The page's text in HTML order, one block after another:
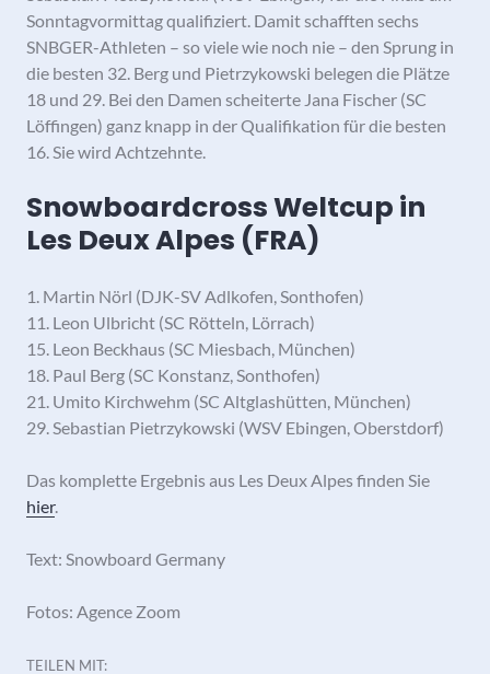
Sonntagvormittag qualifiziert. Damit schafften sechs
SNBGER-Athleten – so viele wie noch nie – den Sprung in
die besten 32. Berg und Pietrzykowski belegen die Plätze
18 und 29. Bei den Damen scheiterte Jana Fischer (SC
Löffingen) ganz knapp in der Qualifikation für die besten
16. Sie wird Achtzehnte.
Snowboardcross Weltcup in
Les Deux Alpes (FRA)
1. Martin Nörl (DJK-SV Adlkofen, Sonthofen)
11. Leon Ulbricht (SC Rötteln, Lörrach)
15. Leon Beckhaus (SC Miesbach, München)
18. Paul Berg (SC Konstanz, Sonthofen)
21. Umito Kirchwehm (SC Altglashütten, München)
29. Sebastian Pietrzykowski (WSV Ebingen, Oberstdorf)
Das komplette Ergebnis aus Les Deux Alpes finden Sie
hier.
Text: Snowboard Germany
Fotos: Agence Zoom
TEILEN MIT: